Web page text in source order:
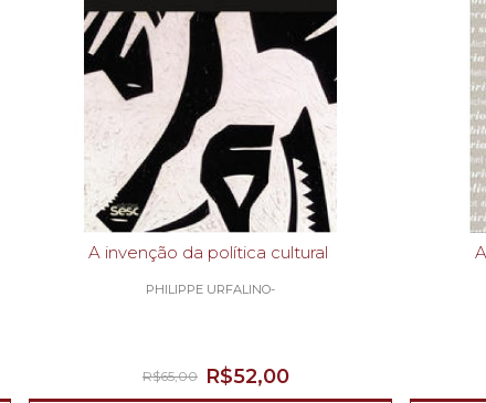
A invenção da política cultural
PHILIPPE URFALINO-
R$52,00
R$65,00